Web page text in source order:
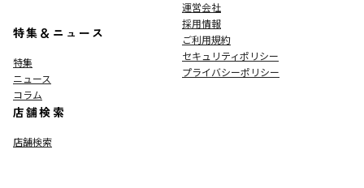
特集＆ニュース
特集
ニュース
コラム
店舗検索
店舗検索
運営会社
採用情報
ご利用規約
セキュリティポリシー
プライバシーポリシー